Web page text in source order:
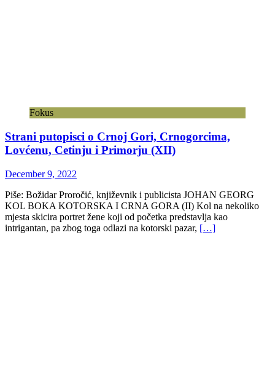
Fokus
Strani putopisci o Crnoj Gori, Crnogorcima,
Lovćenu, Cetinju i Primorju (XII)
December 9, 2022
Piše: Božidar Proročić, književnik i publicista JOHAN GEORG
KOL BOKA KOTORSKA I CRNA GORA (II) Kol na nekoliko
mjesta skicira portret žene koji od početka predstavlja kao
intrigantan, pa zbog toga odlazi na kotorski pazar, […]